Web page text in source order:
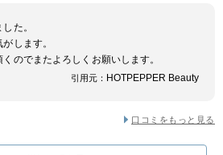
してご予約ください。
た。
します。
のでまたよろしくお願いします。
引用元： HOTPEPPER Beauty
口コミをもっと見る